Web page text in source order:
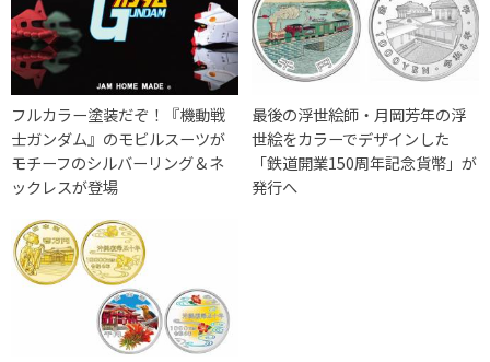
フルカラー塗装だぞ！『機動戦
士ガンダム』のモビルスーツが
モチーフのシルバーリング＆ネ
ックレスが登場
最後の浮世絵師・月岡芳年の浮
世絵をカラーでデザインした
「鉄道開業150周年記念貨幣」が
発行へ